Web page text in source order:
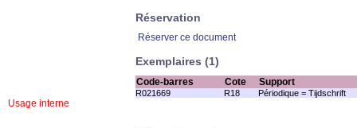
Réservation
Réserver ce document
Exemplaires (1)
Code-barres Cote Support
R021669 R18 Périodique = Tijdschrift
Usage interne